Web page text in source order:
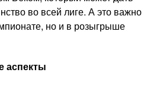
во всей лиге. А это важно
но и в розыгрыше
аспекты